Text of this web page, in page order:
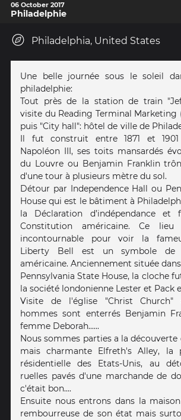
06 October 2017
Philadelphie
Philadelphia, United States
Une belle journée sous le soleil
philadelphie:
Tout près de la station de train
visite du Reading Terminal Marketing
puis "City hall": hôtel de ville de
Il fut construit entre 1871 et
Napoléon III, ses toits mansardés
du Louvre ou Benjamin Franklin
d'une tour à plusieurs mètre du sol.
Détour par Independence Hall ou
House qui est le bâtiment à
la Déclaration d’indépendance
Constitution américaine. Ce
incontournable pour voir la
Liberty Bell est un symbole de
américaine. Anciennement située
Pennsylvania State House, la cloche
la société londonienne Lester et Pack
Visite de l'église "Christ
hommes sont enterrés Benjamin
femme Deborah......
Nous sommes parties a la
mais charmante Elfreth's Alley, la
résidentielle des Etats-Unis, au
ruelles pavés d'une marchande de
c'était bon....
Ensuite nous entrons dans la
rembourreuse de son état mais